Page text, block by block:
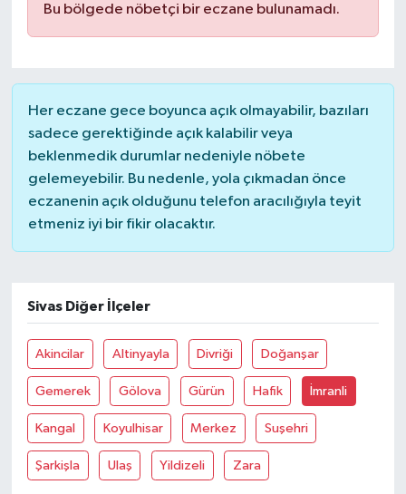
Bu bölgede nöbetçi bir eczane bulunamadı.
Her eczane gece boyunca açık olmayabilir, bazıları
sadece gerektiğinde açık kalabilir veya
beklenmedik durumlar nedeniyle nöbete
gelemeyebilir. Bu nedenle, yola çıkmadan önce
eczanenin açık olduğunu telefon aracılığıyla teyit
etmeniz iyi bir fikir olacaktır.
Sivas Diğer İlçeler
Akincilar Altinyayla Divriği Doğanşar
Gemerek Gölova Gürün Hafik İmranli
Kangal Koyulhisar Merkez Suşehri
Şarkişla Ulaş Yildizeli Zara
Siyaset